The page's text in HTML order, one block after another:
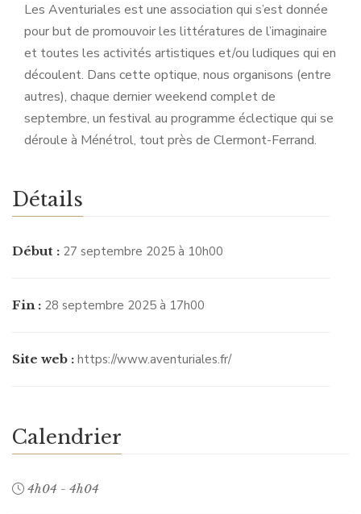
Les Aventuriales est une association qui s’est donnée
pour but de promouvoir les littératures de l’imaginaire
et toutes les activités artistiques et/ou ludiques qui en
découlent. Dans cette optique, nous organisons (entre
autres), chaque dernier weekend complet de
septembre, un festival au programme éclectique qui se
déroule à Ménétrol, tout près de Clermont-Ferrand.
Détails
Début : 27 septembre 2025 à 10h00
Fin : 28 septembre 2025 à 17h00
Site web : https://www.aventuriales.fr/
Calendrier
4h04 - 4h04